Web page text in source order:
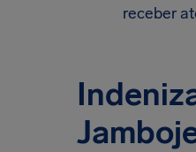
receber